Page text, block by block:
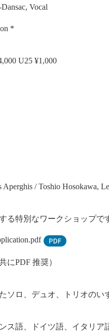
Vocal
*
U25 ¥1,000
/ Toshio Hosokawa,
る特別なワークショップで
PDF 推奨）
ロ、デュオ、トリオの
語、ドイツ語、イタリア